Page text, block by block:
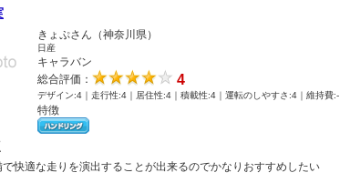
きょぷさん（神奈川県）
日産
キャラバン
総合評価：
4
デザイン:4｜走行性:4｜居住性:4｜積載性:4｜運転のしやすさ:4｜維持費:-
特徴
で快適な走りを演出することが出来るのでかなりおすすめしたい